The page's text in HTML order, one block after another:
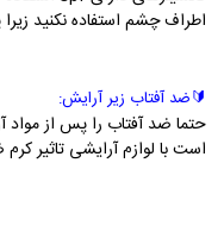
اطراف چشم استفاده نکنید
🔰ضد آفتاب زیر آرایش:
حتما ضد آفتاب را پس از مواد
است با لوازم آرایشی تاثیر